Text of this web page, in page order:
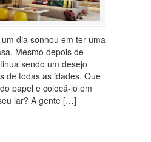
dia sonhou em ter uma
Mesmo depois de
sendo um desejo
de todas as idades. Que
papel e colocá-lo em
lar? A gente […]